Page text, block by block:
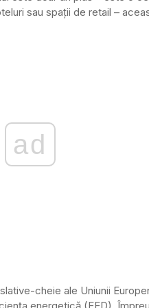
sau spații de retail –
ad
cheie ale Uniunii